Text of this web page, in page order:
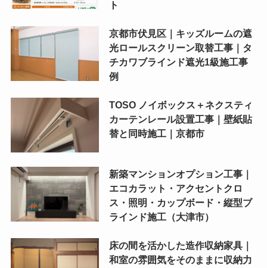
ト
京都市伏見区｜キッズルームの遮
光ロールスクリーン取替工事｜タ
チカワブラインド遮光1級施工事
例
TOSO ノイボックス＋ネクスティ
カーテンレール設置工事｜壁紙貼
替と同時施工｜京都市
新築マンションオプション工事｜
エコカラット・アクセントクロ
ス・照明・カップボード・縦型ブ
ラインド施工（大津市）
床の間を活かした造作収納家具｜
和室の雰囲気をそのままに収納力